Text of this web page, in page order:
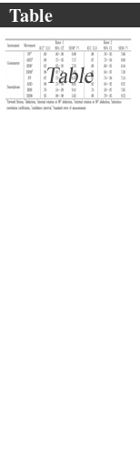
Table